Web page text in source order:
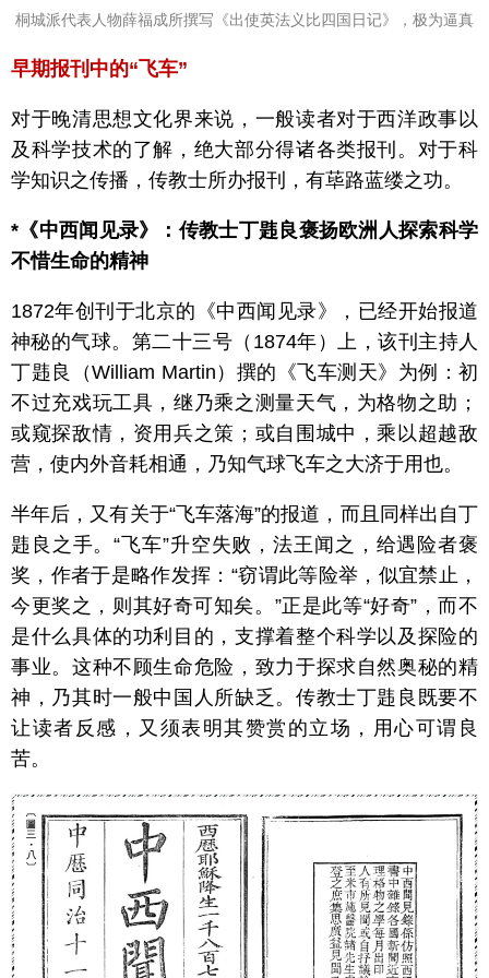
桐城派代表人物薛福成所撰写《出使英法义比四国日记》，极为逼真
早期报刊中的“飞车”
对于晚清思想文化界来说，一般读者对于西洋政事以
及科学技术的了解，绝大部分得诸各类报刊。对于科
学知识之传播，传教士所办报刊，有荜路蓝缕之功。
*《中西闻见录》：传教士丁韪良褒扬欧洲人探索科学
不惜生命的精神
1872年创刊于北京的《中西闻见录》，已经开始报道
神秘的气球。第二十三号（1874年）上，该刊主持人
丁韪良（William Martin）撰的《飞车测天》为例：初
不过充戏玩工具，继乃乘之测量天气，为格物之助；
或窥探敌情，资用兵之策；或自围城中，乘以超越敌
营，使内外音耗相通，乃知气球飞车之大济于用也。
半年后，又有关于“飞车落海”的报道，而且同样出自丁
韪良之手。“飞车”升空失败，法王闻之，给遇险者褒
奖，作者于是略作发挥：“窃谓此等险举，似宜禁止，
今更奖之，则其好奇可知矣。”正是此等“好奇”，而不
是什么具体的功利目的，支撑着整个科学以及探险的
事业。这种不顾生命危险，致力于探求自然奥秘的精
神，乃其时一般中国人所缺乏。传教士丁韪良既要不
让读者反感，又须表明其赞赏的立场，用心可谓良
苦。